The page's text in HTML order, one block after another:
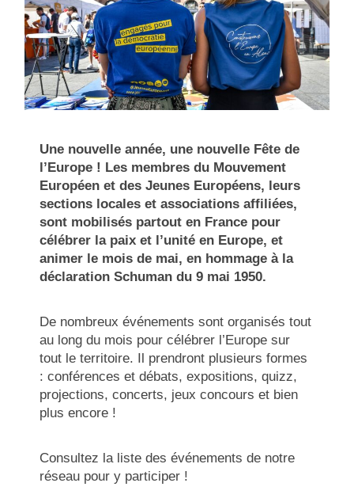
Une nouvelle année, une nouvelle Fête de
l’Europe ! Les membres du Mouvement
Européen et des Jeunes Européens, leurs
sections locales et associations affiliées,
sont mobilisés partout en France pour
célébrer la paix et l’unité en Europe, et
animer le mois de mai, en hommage à la
déclaration Schuman du 9 mai 1950.
De nombreux événements sont organisés tout
au long du mois pour célébrer l’Europe sur
tout le territoire. Il prendront plusieurs formes
: conférences et débats, expositions, quizz,
projections, concerts, jeux concours et bien
plus encore !
Consultez la liste des événements de notre
réseau pour y participer !